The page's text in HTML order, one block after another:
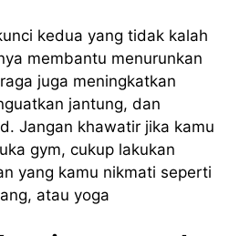
kedua yang tidak kalah
membantu menurunkan
juga meningkatkan
jantung, dan
Jangan khawatir jika kamu
gym, cukup lakukan
yang kamu nikmati seperti
atau yoga